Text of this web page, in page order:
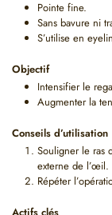
Pointe fine.
Sans bavure ni
S’utilise en
Objectif
Intensifier le
Augmenter la
Conseils d’utilisation
Souligner le ras
externe de l’œil.
Répéter